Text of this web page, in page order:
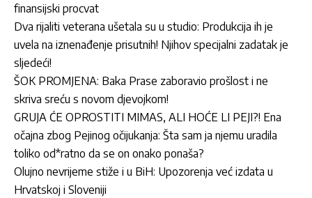
finansijski procvat
Dva rijaliti veterana ušetala su u studio: Produkcija ih je
uvela na iznenađenje prisutnih! Njihov specijalni zadatak je
sljedeći!
ŠOK PROMJENA: Baka Prase zaboravio prošlost i ne
skriva sreću s novom djevojkom!
GRUJA ĆE OPROSTITI MIMAS, ALI HOĆE LI PEJI?! Ena
očajna zbog Pejinog očijukanja: Šta sam ja njemu uradila
toliko od*ratno da se on onako ponaša?
Olujno nevrijeme stiže i u BiH: Upozorenja već izdata u
Hrvatskoj i Sloveniji